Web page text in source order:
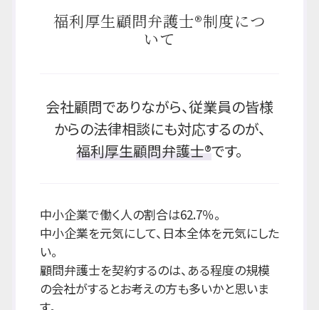
福利厚生顧問弁護士®制度につ
いて
会社顧問でありながら、従業員の皆様
からの法律相談にも対応するのが、
福利厚生顧問弁護士®です。
中小企業で働く人の割合は62.7％。
中小企業を元気にして、日本全体を元気にした
い。
顧問弁護士を契約するのは、ある程度の規模
の会社がするとお考えの方も多いかと思いま